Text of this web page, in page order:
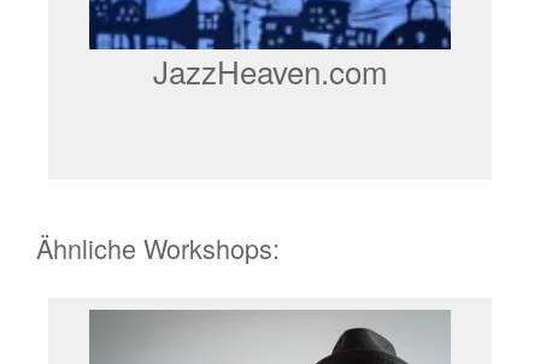
JazzHeaven.com
Ähnliche Workshops: